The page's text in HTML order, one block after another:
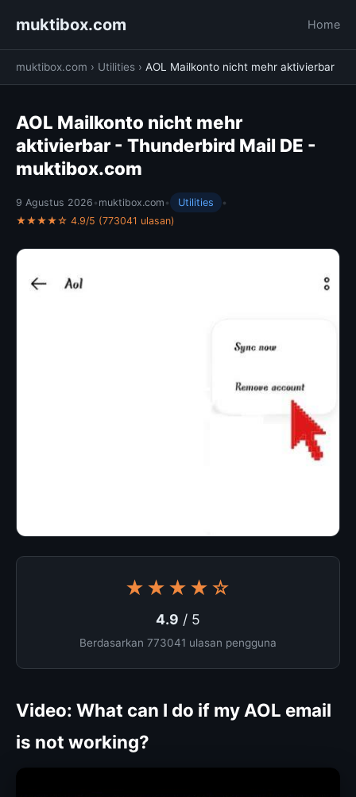
muktibox.com Home
muktibox.com › Utilities › AOL Mailkonto nicht mehr aktivierbar
AOL Mailkonto nicht mehr
aktivierbar - Thunderbird Mail DE -
muktibox.com
9 Agustus 2026 • muktibox.com • Utilities
•
★★★★☆ 4.9/5 (773041 ulasan)
★★★★☆
4.9 / 5
Berdasarkan 773041 ulasan pengguna
Video: What can I do if my AOL email
is not working?